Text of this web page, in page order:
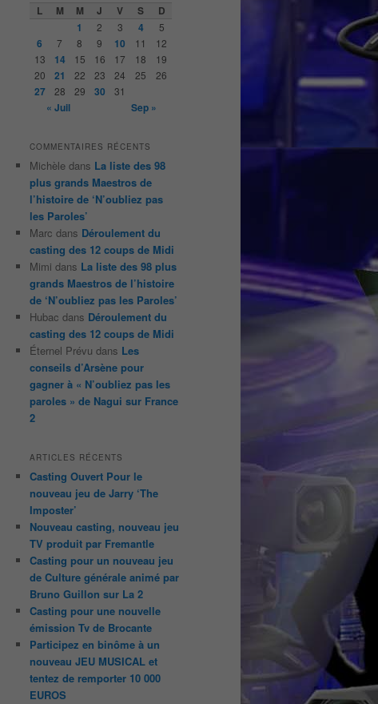
L M M J V S
D
1
2 3 4 5
6 7 8 9 10 11
12
13
14 15 16 17 18
19
20
21 22 23 24 25 26
27 28 29 30 31
« Juil Sep »
COMMENTAIRES RÉCENTS
Michèle dans La liste des 98
plus grands Maestros de
l’histoire de ‘N’oubliez pas
les Paroles’
Marc dans Déroulement du
casting des 12 coups de Midi
Mimi dans La liste des 98 plus
grands Maestros de l’histoire
de ‘N’oubliez pas les Paroles’
Hubac dans Déroulement du
casting des 12 coups de Midi
Éternel Prévu dans Les
conseils d’Arsène pour
gagner à « N’oubliez pas les
paroles » de Nagui sur France
2
ARTICLES RÉCENTS
Casting Ouvert Pour le
nouveau jeu de Jarry ‘The
Imposter’
Nouveau casting, nouveau jeu
TV produit par Fremantle
Casting pour un nouveau jeu
de Culture générale animé par
Bruno Guillon sur La 2
Casting pour une nouvelle
émission Tv de Brocante
Participez en binôme à un
nouveau JEU MUSICAL et
tentez de remporter 10 000
EUROS